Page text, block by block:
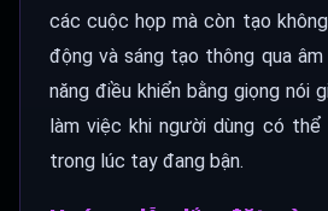
các cuộc họp mà còn tạo
động và sáng tạo thông qua
năng điều khiển bằng giọng nói
làm việc khi người dùng có
trong lúc tay đang bận.